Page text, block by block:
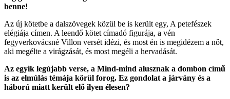
benne!
Az új kötetbe a dalszövegek közül be is került egy, A petefészek
elégiája címen. A leendő kötet címadó figurája, a vén
fegyverkovácsné Villon versét idézi, és most én is megidézem a nőt,
aki megélte a virágzását, és most megéli a hervadását.
Az egyik legújabb verse, a Mind-mind alusznak a dombon című
is az elmúlás témája körül forog. Ez gondolat a járvány és a
háború miatt került elő ilyen élesen?